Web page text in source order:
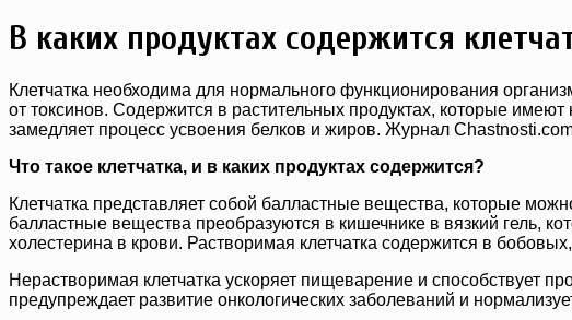
В каких продуктах содержится
Клетчатка необходима для нормального функционирования
от токсинов. Содержится в растительных продуктах, которые
замедляет процесс усвоения белков и жиров. Журнал
Что такое клетчатка, и в каких продуктах содержится?
Клетчатка представляет собой балластные вещества, которые
балластные вещества преобразуются в кишечнике в вязкий гель,
холестерина в крови. Растворимая клетчатка содержится в
Нерастворимая клетчатка ускоряет пищеварение и способствует
предупреждает развитие онкологических заболеваний и